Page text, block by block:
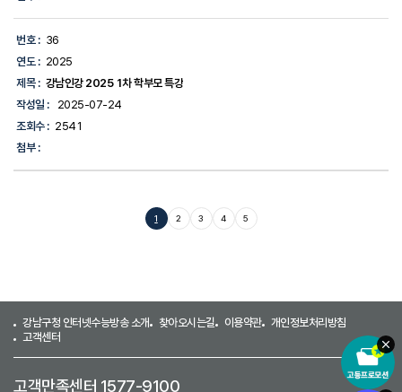
번호 : 36
연도 : 2025
제목 : 강남인강 2025 1차 학부모 특강
작성일 :
2025-07-24
조회수 : 2541
첨부 :
1 2 3 4 5
강남구청 인터넷수능방송 소개 찾아오시는길 이용약관
개인정보처리방침
고객센터
고객만족센터 1577-9100